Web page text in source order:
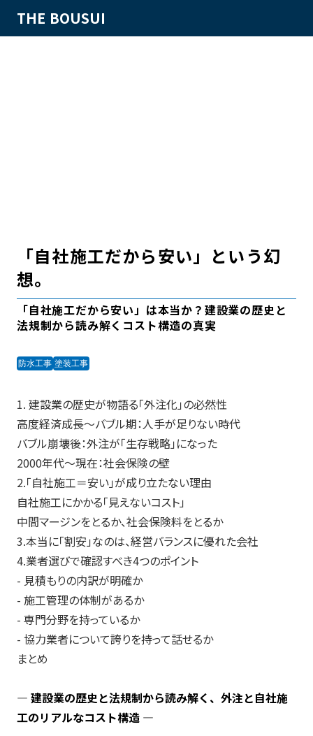
「自社施工だから安い」という幻
想。
「自社施工だから安い」は本当か？建設業の歴史と
法規制から読み解くコスト構造の真実
防水工事 塗装工事
1. 建設業の歴史が物語る「外注化」の必然性
高度経済成長〜バブル期：人手が足りない時代
バブル崩壊後：外注が「生存戦略」になった
2000年代〜現在：社会保険の壁
2.「自社施工＝安い」が成り立たない理由
自社施工にかかる「見えないコスト」
中間マージンをとるか、社会保険料をとるか
3.本当に「割安」なのは、経営バランスに優れた会社
4.業者選びで確認すべき4つのポイント
- 見積もりの内訳が明確か
- 施工管理の体制があるか
- 専門分野を持っているか
- 協力業者について誇りを持って話せるか
まとめ
― 建設業の歴史と法規制から読み解く、外注と自社施
工のリアルなコスト構造 ―
THE BOUSUI